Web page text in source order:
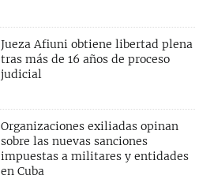
Jueza Afiuni obtiene libertad plena
tras más de 16 años de proceso
judicial
Organizaciones exiliadas opinan
sobre las nuevas sanciones
impuestas a militares y entidades
en Cuba